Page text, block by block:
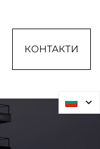
КОНТАКТИ